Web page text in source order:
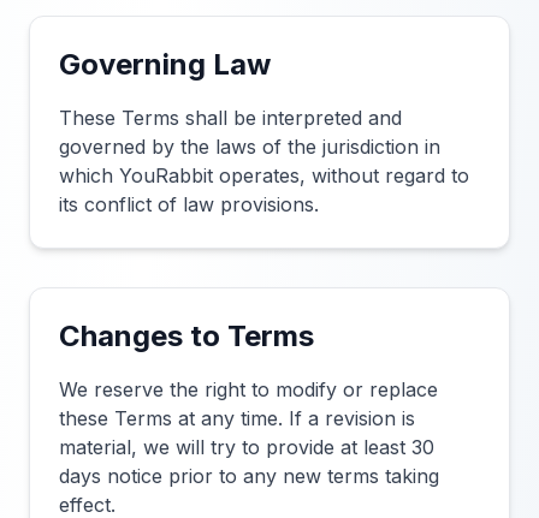
Governing Law
These Terms shall be interpreted and
governed by the laws of the jurisdiction in
which YouRabbit operates, without regard to
its conflict of law provisions.
Changes to Terms
We reserve the right to modify or replace
these Terms at any time. If a revision is
material, we will try to provide at least 30
days notice prior to any new terms taking
effect.